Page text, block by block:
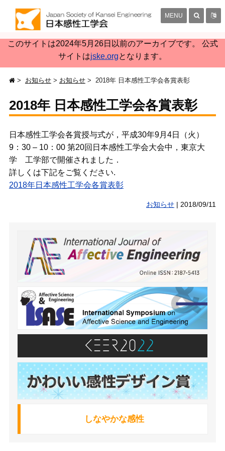
このサイトは2024年5月26日以前のアーカイブです。 公式
サイトはjske.orgとなります。
MENU
お知らせ お知らせ 2018年 日本感性工学会各賞表彰
2018年 日本感性工学会各賞表彰
日本感性工学会各賞授与式が，平成30年9月4日（火）
9：30 – 10：00 第20回日本感性工学会大会中，東京大
学 工学部で開催されました．
詳しくは下記をご覧ください.
2018年日本感性工学会各賞表彰
お知らせ |2018/09/11
しなやかな感性